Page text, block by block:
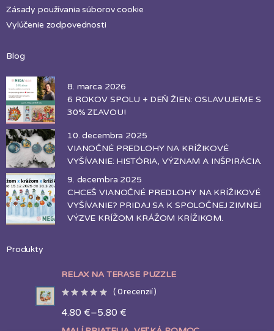
Zásady používania súborov cookie
Vylúčenie zodpovednosti
Blog
8. marca 2026
6 ROKOV SPOLU + DEŇ ŽIEN: OSLAVUJEME S
30% ZĽAVOU!
10. decembra 2025
VIANOČNÉ PREDLOHY NA KRÍŽIKOVÉ
VYŠÍVANIE: HISTÓRIA, VÝZNAM A INŠPIRÁCIA.
9. decembra 2025
CHCEŠ VIANOČNÉ PREDLOHY NA KRÍŽIKOVÉ
VYŠÍVANIE? PRIDAJ SA K SPOLOČNEJ ZIMNEJ
VÝZVE KRÍŽOM KRÁŽOM KRÍŽIKOM.
Produkty
RELAX NA TERASE PUZZLE
(0recenzií )
4.80 €–5.80 €